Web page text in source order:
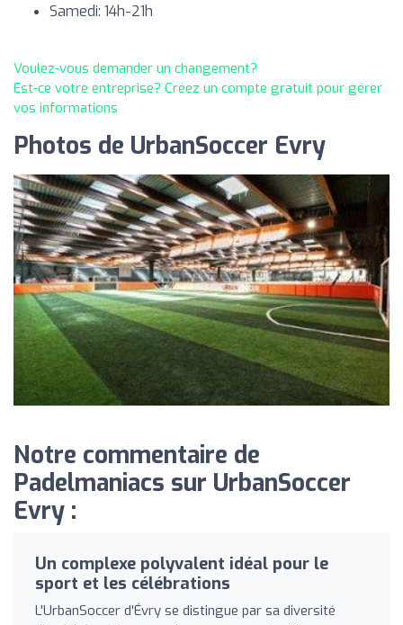
Samedi: 14h-21h
Voulez-vous demander un changement?
Est-ce votre entreprise? Créez un compte gratuit pour gérer
vos informations
Photos de UrbanSoccer Evry
Notre commentaire de
Padelmaniacs sur UrbanSoccer
Evry :
Un complexe polyvalent idéal pour le
sport et les célébrations
L'UrbanSoccer d'Évry se distingue par sa diversité